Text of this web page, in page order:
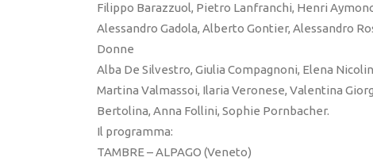
Filippo Barazzuol, Pietro Lanfranchi, Henri
Alessandro Gadola, Alberto Gontier, Alessandro
Donne
Alba De Silvestro, Giulia Compagnoni, Elena
Martina Valmassoi, Ilaria Veronese, Valentina
Bertolina, Anna Follini, Sophie Pornbacher.
Il programma:
TAMBRE – ALPAGO (Veneto)